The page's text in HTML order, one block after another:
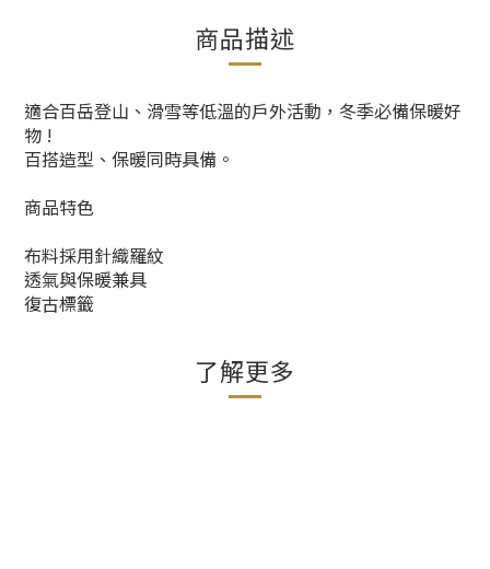
商品描述
適合百岳登山、滑雪等低溫的戶外活動，冬季必備保暖好
物 !
百搭造型、保暖同時具備。
商品特色
布料採用針織羅紋
透氣與保暖兼具
復古標籤
了解更多